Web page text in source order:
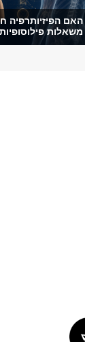
האם הפיזיותרפיה
משאלות